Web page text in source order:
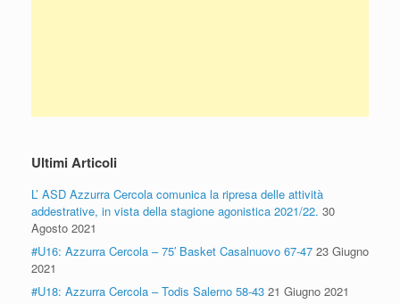
Ultimi Articoli
L’ ASD Azzurra Cercola comunica la ripresa delle attività
addestrative, in vista della stagione agonistica 2021/22. 30
Agosto 2021
#U16: Azzurra Cercola – 75′ Basket Casalnuovo 67-47 23 Giugno
2021
#U18: Azzurra Cercola – Todis Salerno 58-43 21 Giugno 2021